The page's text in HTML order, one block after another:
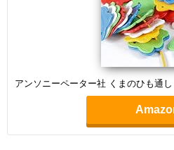
アンソニーペーター社 くまのひも通し